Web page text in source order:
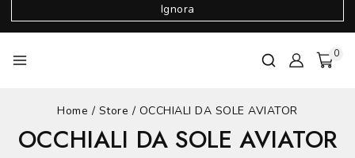
Ignora
0
Home / Store / OCCHIALI DA SOLE AVIATOR
OCCHIALI DA SOLE AVIATOR